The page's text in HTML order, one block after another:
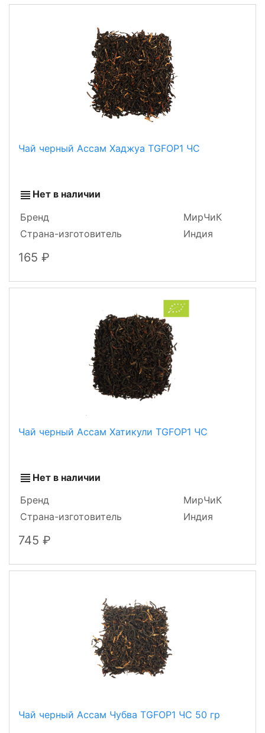
Чай черный Ассам Хаджуа TGFOP1 ЧС
Нет в наличии
Бренд
МирЧиК
Страна-изготовитель
Индия
165
Чай черный Ассам Хатикули TGFOP1 ЧС
Нет в наличии
Бренд
МирЧиК
Страна-изготовитель
Индия
745
Чай черный Ассам Чубва TGFOP1 ЧС 50 гр